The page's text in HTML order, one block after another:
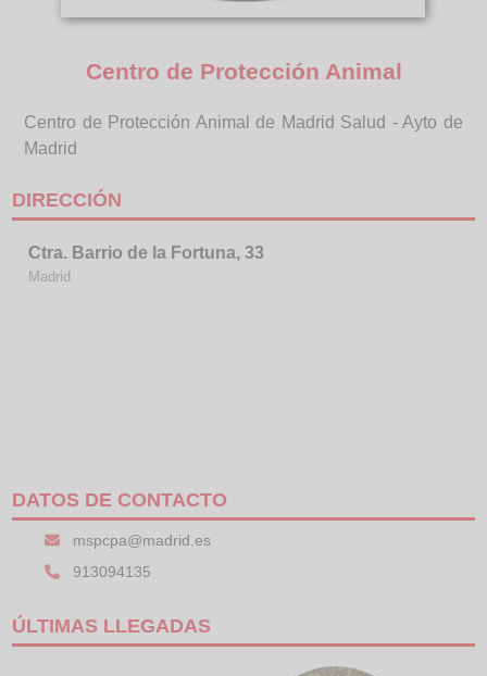
Centro de Protección Animal
Centro de Protección Animal de Madrid Salud - Ayto de
Madrid
DIRECCIÓN
Ctra. Barrio de la Fortuna, 33
Madrid
DATOS DE CONTACTO
mspcpa@madrid.es
913094135
ÚLTIMAS LLEGADAS